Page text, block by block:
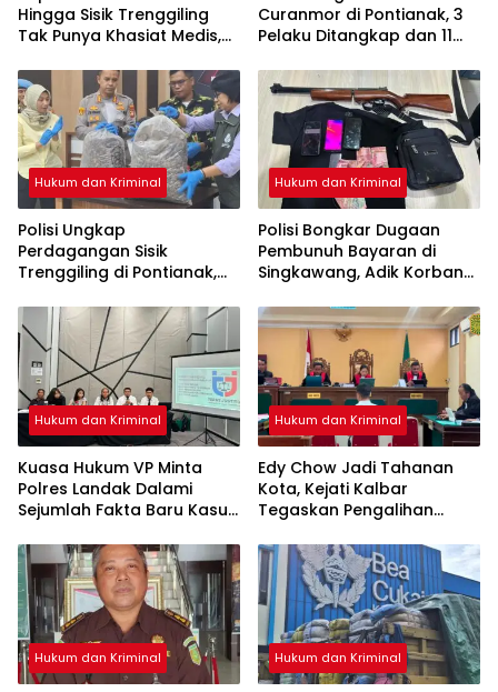
Hingga Sisik Trenggiling
Tak Punya Khasiat Medis,
Curanmor di Pontianak, 3
Pelaku Ditangkap dan 11
Hukum dan Kriminal
Polisi Ungkap
Perdagangan Sisik
Trenggiling di Pontianak,
Kuku
Hukum dan Kriminal
Polisi Bongkar Dugaan
Pembunuh Bayaran di
Singkawang, Adik Korban
Hukum dan Kriminal
Kuasa Hukum VP Minta
Polres Landak Dalami
Sejumlah Fakta Baru Kasus
Hukum dan Kriminal
Edy Chow Jadi Tahanan
Kota, Kejati Kalbar
Tegaskan Pengalihan
Hakim
Hukum dan Kriminal Hukum dan Kriminal